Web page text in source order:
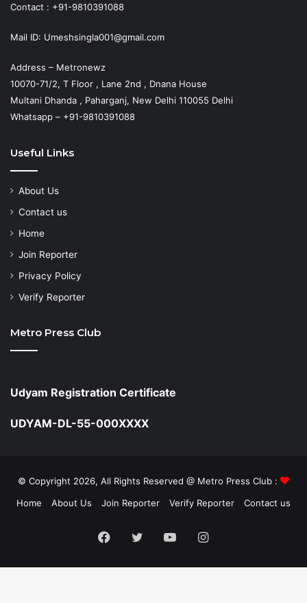
Contact : +91-9810391088
Mail ID: Umeshsingla001@gmail.com
Address – Metronewz
10070-71/2, T Floor , Lane 2nd , Dnana House
Multani Dhanda , Paharganj, New Delhi 110055 Delhi
Whatsapp – +91-9810391088
Useful Links
About Us
Contact us
Home
Join Reporter
Privacy Policy
Verify Reporter
Metro Press Club
Udyam Registration Certificate
UDYAM-DL-55-000XXXX
© Copyright 2026, All Rights Reserved @ Metro Press Club :
Home
About Us Join Reporter Verify Reporter Contact us
Facebook
TwitterYouTubeInstagram